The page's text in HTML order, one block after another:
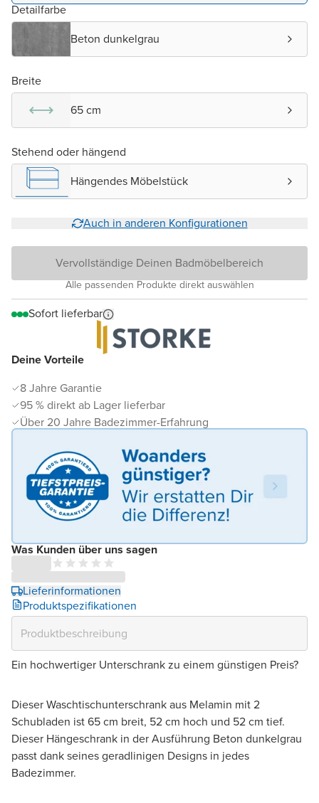
Deine Vorteile
8 Jahre Garantie
95 % direkt ab Lager lieferbar
Über 20 Jahre Badezimmer-Erfahrung
Was Kunden über uns sagen
Lieferinformationen
Produktspezifikationen
Detailfarbe
Beton dunkelgrau
Breite
65 cm
Stehend oder hängend
Hängendes Möbelstück
Auch in anderen Konfigurationen
Vervollständige Deinen Badmöbelbereich
Alle passenden Produkte direkt auswählen
Sofort lieferbar
Ein hochwertiger Unterschrank zu einem günstigen Preis?
Dieser Waschtischunterschrank aus Melamin mit 2
Schubladen ist 65 cm breit, 52 cm hoch und 52 cm tief.
Dieser Hängeschrank in der Ausführung Beton dunkelgrau
passt dank seines geradlinigen Designs in jedes
Badezimmer.